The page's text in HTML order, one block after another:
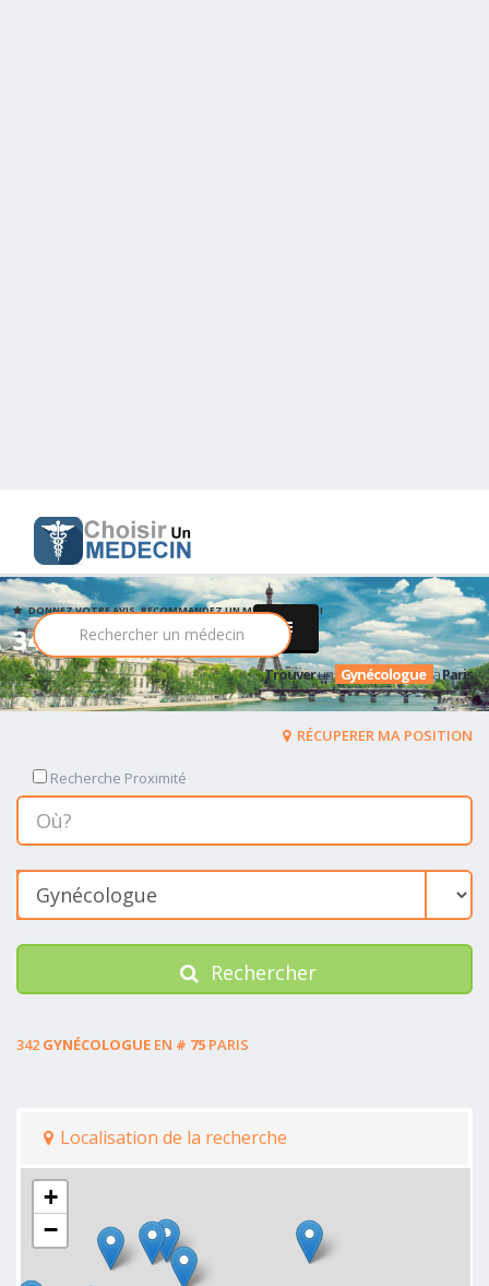
342 Gynécologue
DONNEZ VOTRE AVIS, RECOMMANDEZ UN MEDECIN PARMI
Trouverun Gynécologue aParis
RÉCUPERER MA POSITION
Recherche Proximité
Rechercher
342 GYNÉCOLOGUE EN # 75 PARIS
Localisation de la recherche
+
−